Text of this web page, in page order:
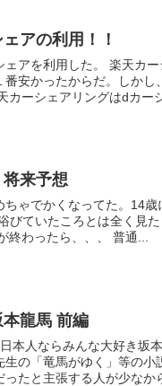
アの利用！！
ェアリングでオリックスカーシェア
安かったからだ。しかし
金になっていた。 楽天カーシェアリングはdカ
来予想
くなってた。14歳になっていた。
びていたころとは全く見
が終わったら、、、 普通...
龍馬 前編
本人ならみんな大好き坂
生の「竜馬がゆく」等の
たと主張する人が少なか